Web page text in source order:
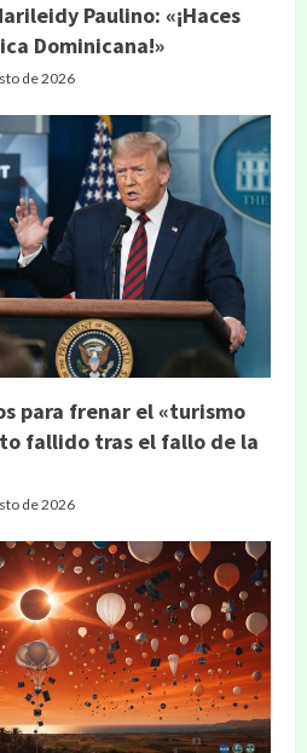
Paulino: «¡Haces
Dominicana!»
de 2026
para frenar el «turismo
fallido tras el fallo de la
de 2026